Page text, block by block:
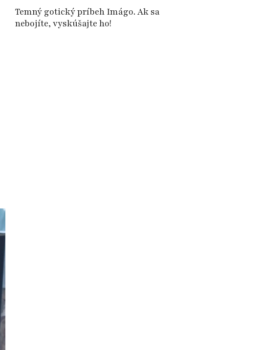
Temný gotický príbeh Imágo. Ak sa
nebojíte, vyskúšajte ho!